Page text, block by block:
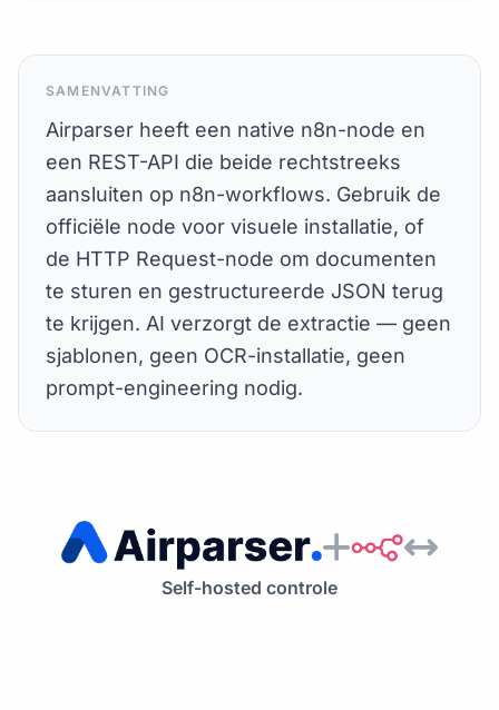
SAMENVATTING
Airparser heeft een native n8n-node en
een REST-API die beide rechtstreeks
aansluiten op n8n-workflows. Gebruik de
officiële node voor visuele installatie, of
de HTTP Request-node om documenten
te sturen en gestructureerde JSON terug
te krijgen. AI verzorgt de extractie — geen
sjablonen, geen OCR-installatie, geen
prompt-engineering nodig.
Self-hosted controle